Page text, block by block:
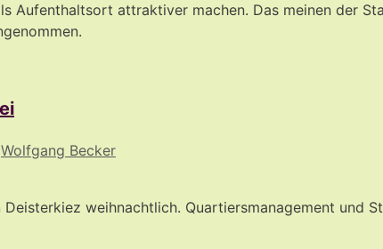
Aufenthaltsort attraktiver machen. Das meinen der
Wolfgang Becker
weihnachtlich. Quartiersmanagement und